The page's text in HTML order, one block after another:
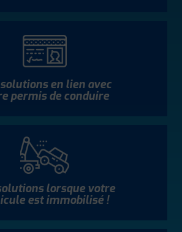
en lien avec
permis de conduire
lorsque votre
est immobilisé !